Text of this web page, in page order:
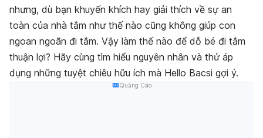
nhưng, dù bạn khuyến khích hay giải thích về sự an
toàn của nhà tắm như thế nào cũng không giúp con
ngoan ngoãn đi tắm. Vậy làm thế nào để dỗ bé đi tắm
thuận lợi? Hãy cùng tìm hiểu nguyên nhân và thử áp
dụng những tuyệt chiêu hữu ích mà Hello Bacsi gợi ý.
Quảng Cáo